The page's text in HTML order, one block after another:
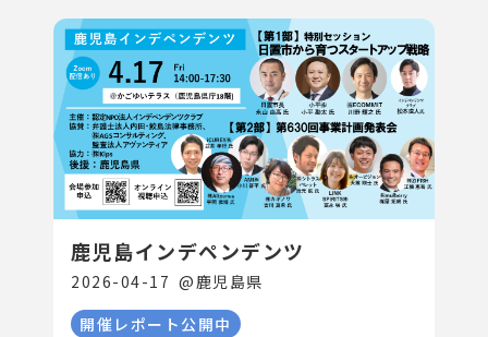
鹿児島インデペンデンツ
2026-04-17 @ 鹿児島県
開催レポート公開中